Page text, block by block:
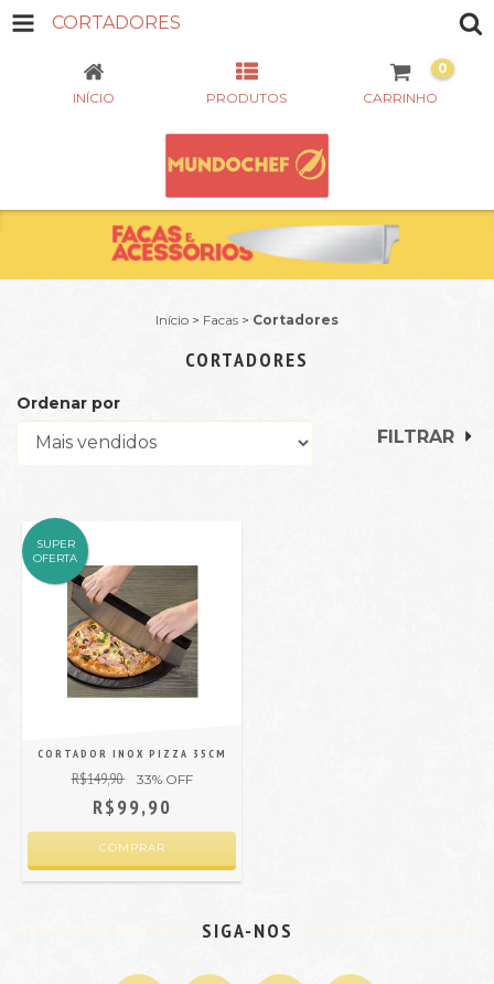
CORTADORES
INÍCIO PRODUTOS CARRINHO
0
Início > Facas > Cortadores
CORTADORES
Ordenar por
FILTRAR
SUPER
OFERTA
CORTADOR INOX PIZZA 35CM
R$149,90 33% OFF
R$99,90
SIGA-NOS